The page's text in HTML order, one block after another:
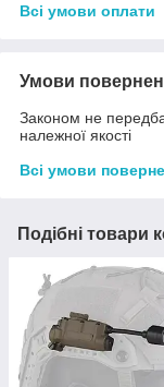
Всі умови оплати
Умови
Законом не
належної якості
Всі умови
Подібні товари